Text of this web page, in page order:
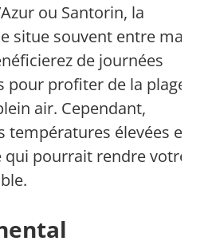
ou Santorin, la
situe souvent entre mai
de journées
pour profiter de la plage
air. Cependant,
élevées en
pourrait rendre votre